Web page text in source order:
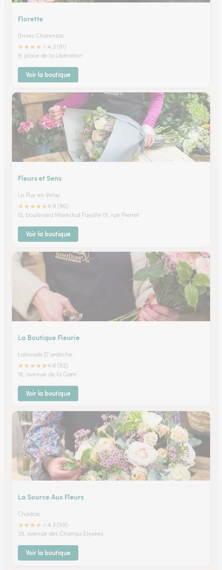
Florette
Brives Charensac
★★★★
4.3 (91)
9, place de la Libération
Voir la boutique
Fleurs et Sens
Le Puy en Velay
★★★★★4.9 (90)
12, boulevard Maréchal Fayolle 15, rue Pierret
Voir la boutique
La Boutique Fleurie
Lalevade D'ardeche
★★★★★4.6 (52)
18, avenue de la Gare
Voir la boutique
La Source Aux Fleurs
Chadrac
★★★★
4.3 (59)
33, avenue des Champs Elysées
Voir la boutique